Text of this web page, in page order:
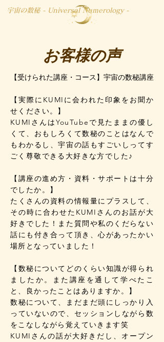
宇宙の数秘 - Universal Numerology -
​お客様の声
​【受けられた講座・コース】宇宙の数秘講座
【実際にKUMIに会われた印象をお聞か
せください。】
KUMIさんはYouTubeで見たままの優し
くて、おもしろくて数秘のことはなんで
もわかるし、宇宙の話もすごいしってす
ごく尊敬できる大好きな方でした♪
【講座の進め方・資料・サポートは十分
でしたか。】
たくさんの資料の情報量にプラスして、
その時に合わせたKUMIさんのお話が大
好きでした！また質問や私のくだらない
話にも付き合って頂き、心があったかい
場所となっていました！
【数秘についてどのくらい知識が得られ
ましたか。また講座を通して学べたこ
と、良かったことはありますか。】
数秘について、まだまだ頭にしっかり入
っていないので、セッションしながら数
をこなしながら覚えていきます笑
KUMIさんの話が大好きだし、オープン